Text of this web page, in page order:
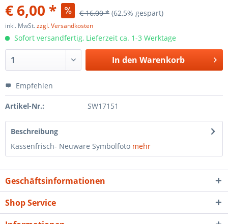
€ 6,00 * € 16,00 * (62,5% gespart)
inkl. MwSt.zzgl. Versandkosten
Sofort versandfertig, Lieferzeit ca. 1-3 Werktage
In den Warenkorb
Empfehlen
Artikel-Nr.: SW17151
Beschreibung
Kassenfrisch- Neuware Symbolfoto mehr
Geschäftsinformationen
Shop Service